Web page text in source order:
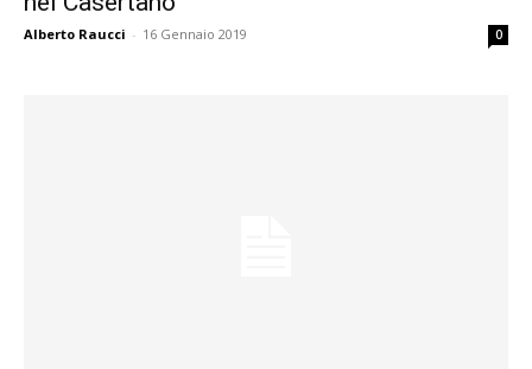
Alberto Raucci - 16 Gennaio 2019 0